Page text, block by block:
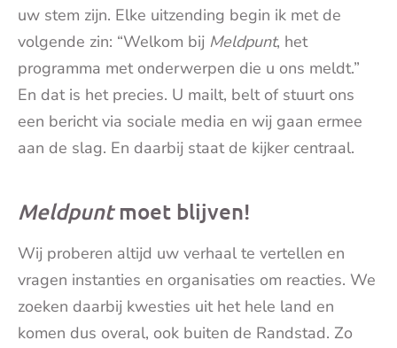
uw stem zijn. Elke uitzending begin ik met de
volgende zin: “Welkom bij Meldpunt, het
programma met onderwerpen die u ons meldt.”
En dat is het precies. U mailt, belt of stuurt ons
een bericht via sociale media en wij gaan ermee
aan de slag. En daarbij staat de kijker centraal.
Meldpuntmoet blijven!
Wij proberen altijd uw verhaal te vertellen en
vragen instanties en organisaties om reacties. We
zoeken daarbij kwesties uit het hele land en
komen dus overal, ook buiten de Randstad. Zo